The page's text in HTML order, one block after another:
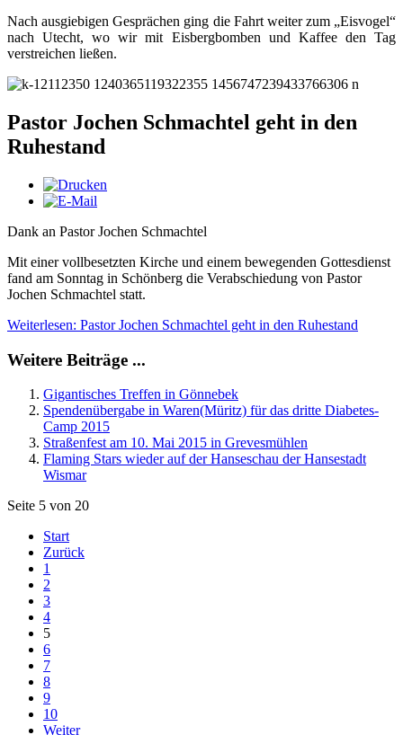
Nach ausgiebigen Gesprächen ging die Fahrt weiter zum „Eisvogel“
nach Utecht, wo wir mit Eisbergbomben und Kaffee den Tag
verstreichen ließen.
Pastor Jochen Schmachtel geht in den
Ruhestand
Dank an Pastor Jochen Schmachtel
Mit einer vollbesetzten Kirche und einem bewegenden Gottesdienst
fand am Sonntag in Schönberg die Verabschiedung von Pastor
Jochen Schmachtel statt.
Weiterlesen: Pastor Jochen Schmachtel geht in den Ruhestand
Weitere Beiträge ...
Gigantisches Treffen in Gönnebek
Spendenübergabe in Waren(Müritz) für das dritte Diabetes-
Camp 2015
Straßenfest am 10. Mai 2015 in Grevesmühlen
Flaming Stars wieder auf der Hanseschau der Hansestadt
Wismar
Seite 5 von 20
Start
Zurück
1
2
3
4
5
6
7
8
9
10
Weiter